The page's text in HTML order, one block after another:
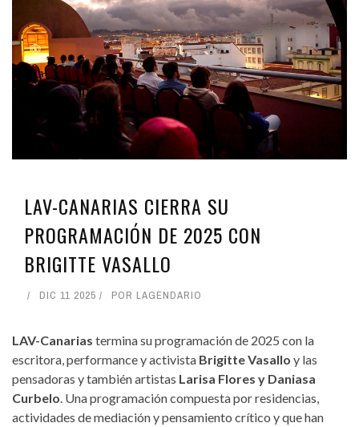
LAV-CANARIAS CIERRA SU
PROGRAMACIÓN DE 2025 CON
BRIGITTE VASALLO
DIC 11 2025 POR LAGENDARIO
LAV-Canarias termina su programación de 2025 con la
escritora, performance y activista Brigitte Vasallo y las
pensadoras y también artistas Larisa Flores y Daniasa
Curbelo. Una programación compuesta por residencias,
actividades de mediación y pensamiento crítico y que han